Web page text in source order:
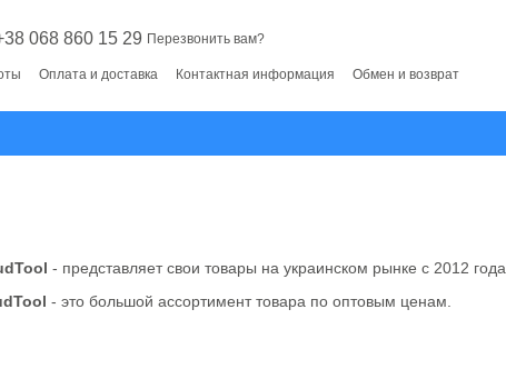
068 860 15 29 Перезвонить вам?
Оплата и доставка Контактная информация Обмен и возврат
- представляет свои товары на украинском рынке с 2012 года.
- это большой ассортимент товара по оптовым ценам.